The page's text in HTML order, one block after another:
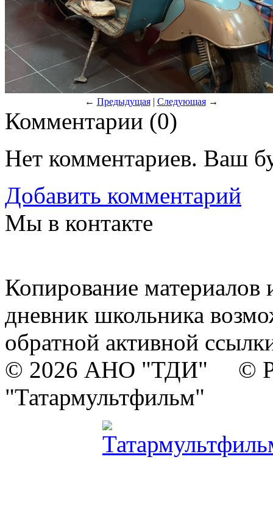
← Предыдущая| Следующая→
Комментарии (0)
Нет комментариев. Ваш
Добавить комментарий
Мы в контакте
Копирование материалов
дневник школьника
обратной активной
© 2026 АНО "ТДИ" ©
"Татармультфильм"